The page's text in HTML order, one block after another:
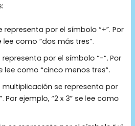
representa por el símbolo “+”. Por
lee como “dos más tres”.
representa por el símbolo “-“. Por
lee como “cinco menos tres”.
multiplicación se representa por
Por ejemplo, “2 x 3” se lee como